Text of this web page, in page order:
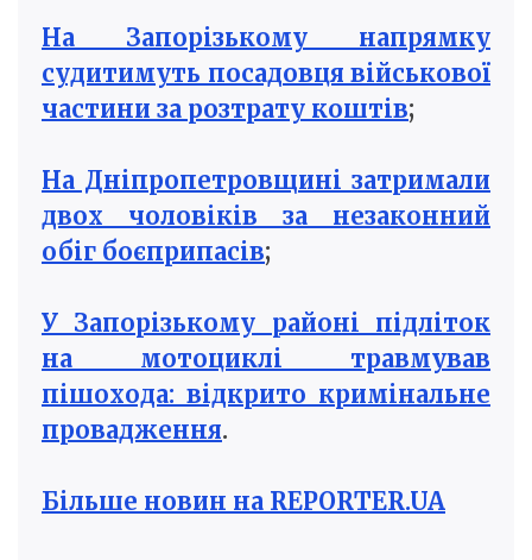
На Запорізькому напрямку
судитимуть посадовця військової
частини за розтрату коштів;
На Дніпропетровщині затримали
двох чоловіків за незаконний
обіг боєприпасів;
У Запорізькому районі підліток
на мотоциклі травмував
пішохода: відкрито кримінальне
провадження.
Більше новин на REPORTER.UA